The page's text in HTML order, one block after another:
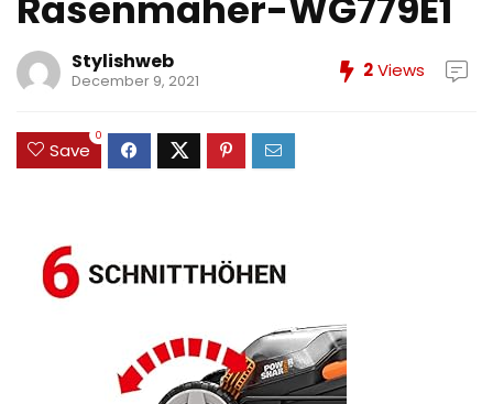
Stylishweb
December 9, 2021 2Views
Save
0